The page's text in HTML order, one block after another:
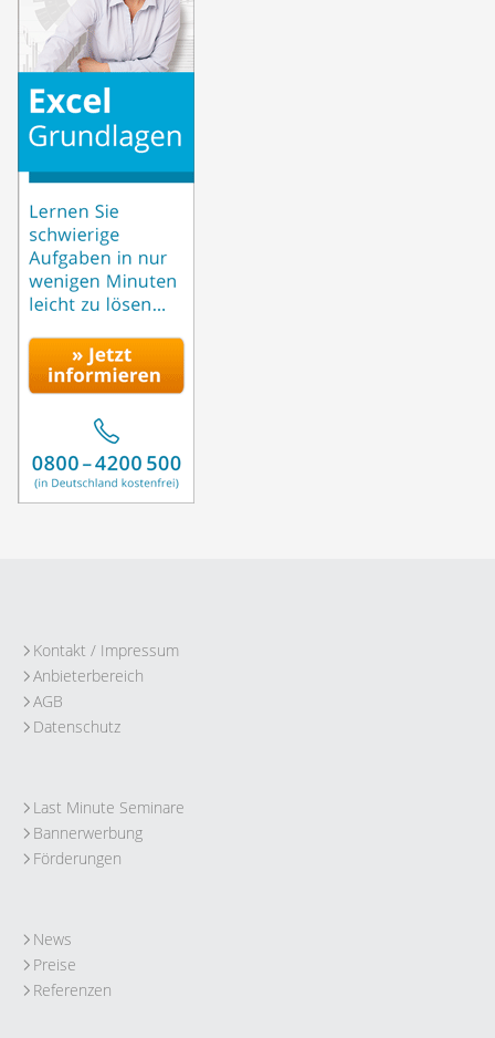
Kontakt / Impressum
Anbieterbereich
AGB
Datenschutz
Last Minute Seminare
Bannerwerbung
Förderungen
News
Preise
Referenzen